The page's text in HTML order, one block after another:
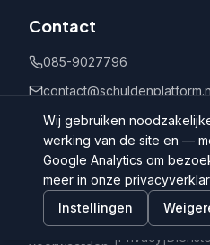
Contact
085-9027796
Postbus 802, 7400 AV
©
Algemene
|Privacy |
Wij gebruiken
werking van de site en —
Google Analytics om
meer in onze
Instellingen